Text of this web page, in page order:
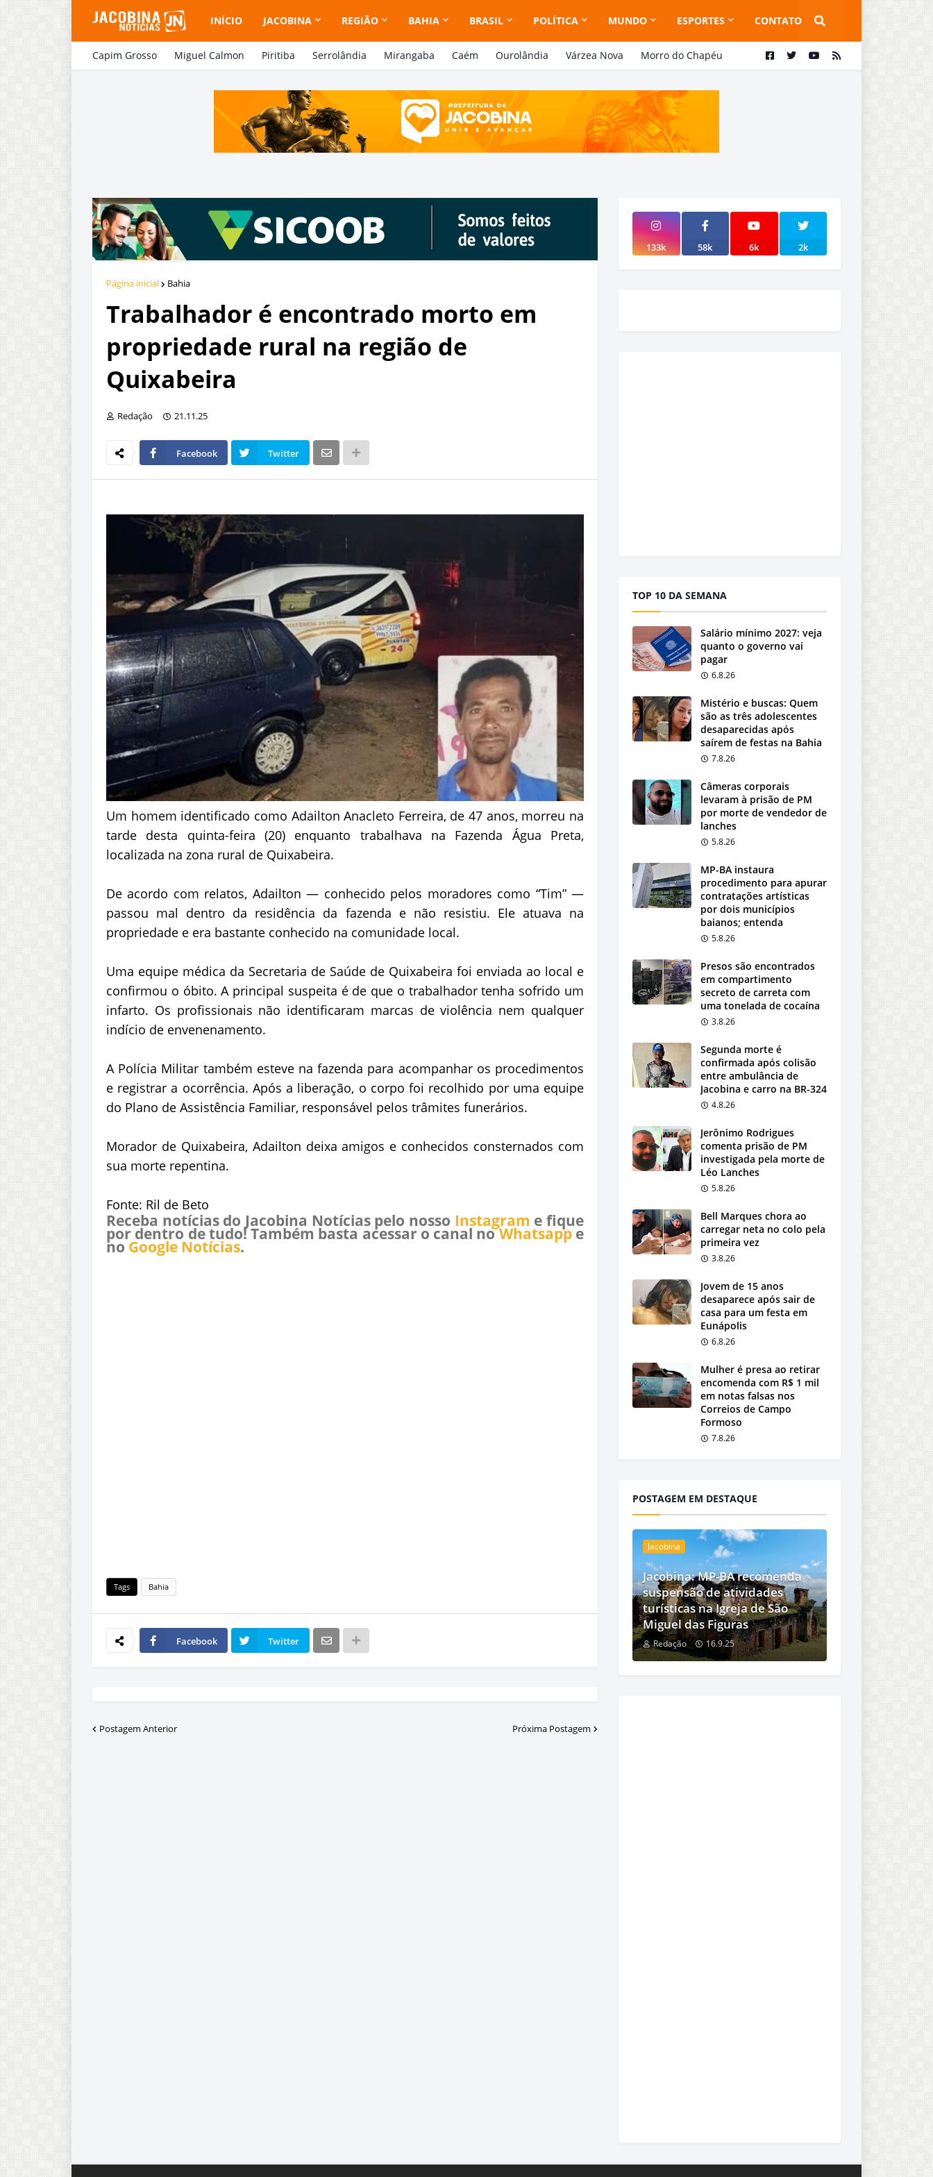
INÍCIO JACOBINA REGIÃO BAHIA BRASIL POLÍTICA MUNDO ESPORTES CONTATO
Capim Grosso Miguel Calmon Piritiba Serrolândia Mirangaba Caém Ourolândia Várzea Nova Morro do Chapéu
Página inicial Bahia
Trabalhador é encontrado morto em
propriedade rural na região de
Quixabeira
Redação 21.11.25
Facebook Twitter
Um homem identificado como Adailton Anacleto Ferreira, de 47 anos, morreu na
tarde desta quinta-feira (20) enquanto trabalhava na Fazenda Água Preta,
localizada na zona rural de Quixabeira.
De acordo com relatos, Adailton — conhecido pelos moradores como “Tim” —
passou mal dentro da residência da fazenda e não resistiu. Ele atuava na
propriedade e era bastante conhecido na comunidade local.
Uma equipe médica da Secretaria de Saúde de Quixabeira foi enviada ao local e
confirmou o óbito. A principal suspeita é de que o trabalhador tenha sofrido um
infarto. Os profissionais não identificaram marcas de violência nem qualquer
indício de envenenamento.
A Polícia Militar também esteve na fazenda para acompanhar os procedimentos
e registrar a ocorrência. Após a liberação, o corpo foi recolhido por uma equipe
do Plano de Assistência Familiar, responsável pelos trâmites funerários.
Morador de Quixabeira, Adailton deixa amigos e conhecidos consternados com
sua morte repentina.
Fonte: Ril de Beto
Receba notícias do Jacobina Notícias pelo nosso Instagram e fique
por dentro de tudo! Também basta acessar o canal noWhatsappe
no Google Notícias.
Tags Bahia
Facebook Twitter
Postagem Anterior Próxima Postagem
133k 58k 6k 2k
TOP 10 DA SEMANA
Salário mínimo 2027: veja
quanto o governo vai
pagar
6.8.26
Mistério e buscas: Quem
são as três adolescentes
desaparecidas após
saírem de festas na Bahia
7.8.26
Câmeras corporais
levaram à prisão de PM
por morte de vendedor de
lanches
5.8.26
MP-BA instaura
procedimento para apurar
contratações artísticas
por dois municípios
baianos; entenda
5.8.26
Presos são encontrados
em compartimento
secreto de carreta com
uma tonelada de cocaína
3.8.26
Segunda morte é
confirmada após colisão
entre ambulância de
Jacobina e carro na BR-324
4.8.26
Jerônimo Rodrigues
comenta prisão de PM
investigada pela morte de
Léo Lanches
5.8.26
Bell Marques chora ao
carregar neta no colo pela
primeira vez
3.8.26
Jovem de 15 anos
desaparece após sair de
casa para um festa em
Eunápolis
6.8.26
Mulher é presa ao retirar
encomenda com R$ 1 mil
em notas falsas nos
Correios de Campo
Formoso
7.8.26
POSTAGEM EM DESTAQUE
Jacobina
Jacobina: MP-BA recomenda
suspensão de atividades
turísticas na Igreja de São
Miguel das Figuras
Redação 16.9.25